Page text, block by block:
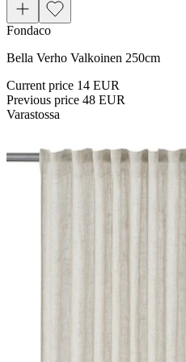
Fondaco
Bella Verho Valkoinen 250cm
Current price 14 EUR
Previous price 48 EUR
Varastossa